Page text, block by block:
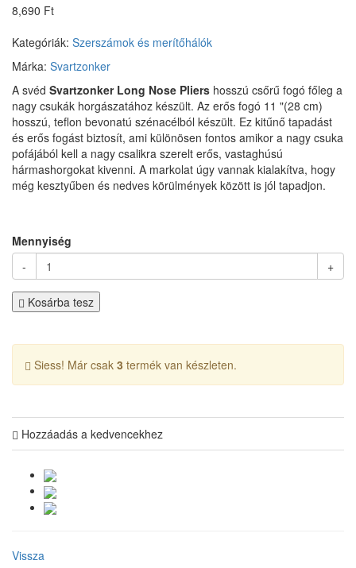
8,690 Ft
Kategóriák: Szerszámok és merítőhálók
Márka: Svartzonker
A svéd Svartzonker Long Nose Pliers hosszú csőrű fogó főleg a
nagy csukák horgászatához készült. Az erős fogó 11 "(28 cm)
hosszú, teflon bevonatú szénacélból készült. Ez kitűnő tapadást
és erős fogást biztosít, ami különösen fontos amikor a nagy csuka
pofájából kell a nagy csalikra szerelt erős, vastaghúsú
hármashorgokat kivenni. A markolat úgy vannak kialakítva, hogy
még kesztyűben és nedves körülmények között is jól tapadjon.
Mennyiség
-
+
Kosárba tesz
Siess! Már csak 3 termék van készleten.
Hozzáadás a kedvencekhez
Vissza